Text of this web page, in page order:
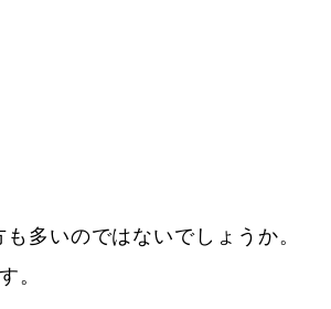
多いのではないでしょうか。
。